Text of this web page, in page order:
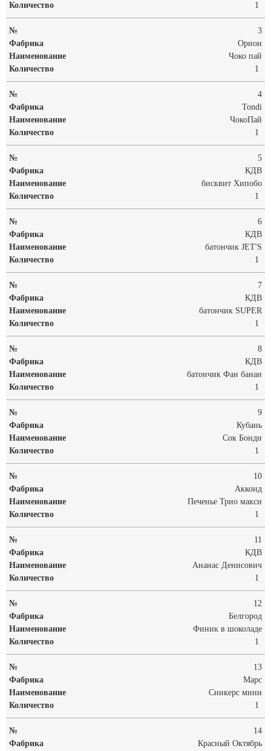
1
3
Орион
Чоко пай
1
4
Tondi
ЧокоПай
1
5
КДВ
бисквит Хипобо
1
6
КДВ
батончик JET'S
1
7
КДВ
батончик SUPER
1
8
КДВ
батончик Фан банан
1
9
Кубань
Сок Бонди
1
10
Акконд
Печенье Трио макси
1
11
КДВ
Ананас Денисович
1
12
Белгород
Финик в шоколаде
1
13
Марс
Сникерс мини
1
14
Красный Октябрь